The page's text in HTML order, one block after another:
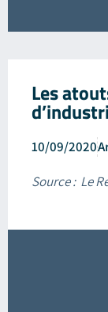
Les
10/09/2020
Source : Le